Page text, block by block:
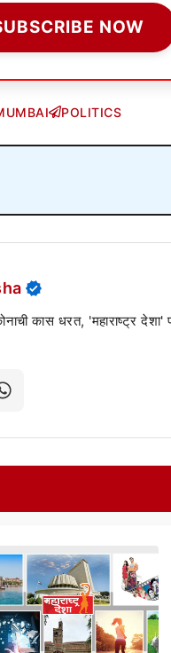
NOW
POLITICS
कास धरत, 'महाराष्ट्र